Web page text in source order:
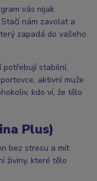
vás nijak
nám zavolat a
zapadá do vašeho
potřebují stabilní,
aktivní muže
kdo ví, že tělo
Plus)
bez stresu a mít
živiny, které tělo